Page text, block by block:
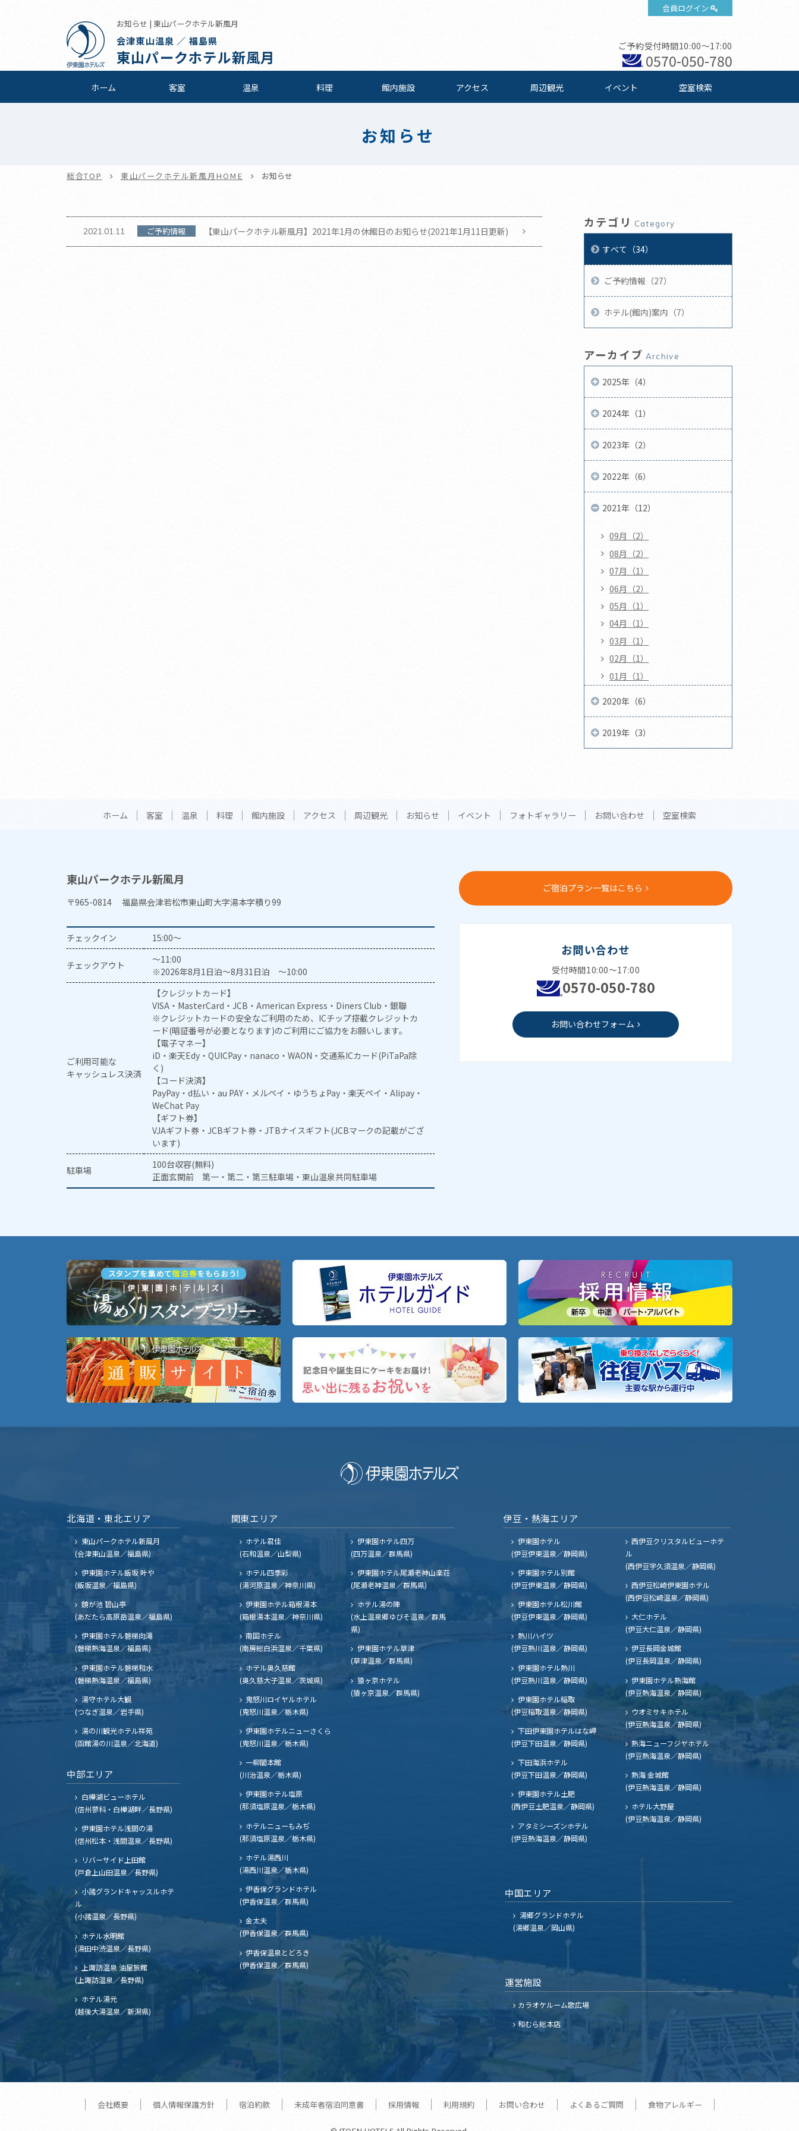
会員ログイン
お知らせ | 東山パークホテル新風月
会津東山温泉 ／ 福島県
東山パークホテル新風月
ご予約受付時間10:00～17:00
0570-050-780
ホーム 客室 温泉 料理 館内施設 アクセス 周辺観光 イベント 空室検索
お知らせ
総合TOP 東山パークホテル新風月HOME お知らせ
2021.01.11 ご予約情報 【東山パークホテル新風月】2021年1月の休館日のお知らせ(2021年1月11日更新)
カテゴリ Category
すべて（34）
ご予約情報（27）
ホテル(館内)案内（7）
アーカイブ Archive
2025年（4）
2024年（1）
2023年（2）
2022年（6）
2021年（12）
09月（2）
08月（2）
07月（1）
06月（2）
05月（1）
04月（1）
03月（1）
02月（1）
01月（1）
2020年（6）
2019年（3）
ホーム 客室 温泉 料理 館内施設 アクセス 周辺観光 お知らせ イベント フォトギャラリー お問い合わせ 空室検索
東山パークホテル新風月
〒965-0814 福島県会津若松市東山町大字湯本字積り99
チェックイン 15:00～
チェックアウト
～11:00
※2026年8月1日泊～8月31日泊 ～10:00
ご利用可能な
キャッシュレス決済
【クレジットカード】
VISA・MasterCard・JCB・American Express・Diners Club・銀聯
※クレジットカードの安全なご利用のため、ICチップ搭載クレジットカ
ード(暗証番号が必要となります)のご利用にご協力をお願いします。
【電子マネー】
iD・楽天Edy・QUICPay・nanaco・WAON・交通系ICカード(PiTaPa除
く)
【コード決済】
PayPay・d払い・au PAY・メルペイ・ゆうちょPay・楽天ペイ・Alipay・
WeChat Pay
【ギフト券】
VJAギフト券・JCBギフト券・JTBナイスギフト(JCBマークの記載がござ
います)
駐車場
100台収容(無料)
正面玄関前 第一・第二・第三駐車場・東山温泉共同駐車場
ご宿泊プラン一覧はこちら
お問い合わせ
受付時間10:00～17:00
0570-050-780
お問い合わせフォーム
北海道・東北エリア
東山パークホテル新風月
(会津東山温泉／福島県)
伊東園ホテル飯坂 叶や
(飯坂温泉／福島県)
鏡が池 碧山亭
(あだたら高原岳温泉／福島県)
伊東園ホテル磐梯向滝
(磐梯熱海温泉／福島県)
伊東園ホテル磐梯和水
(磐梯熱海温泉／福島県)
湯守ホテル大観
(つなぎ温泉／岩手県)
湯の川観光ホテル祥苑
(函館湯の川温泉／北海道)
中部エリア
白樺湖ビューホテル
(信州蓼科・白樺湖畔／長野県)
伊東園ホテル浅間の湯
(信州松本・浅間温泉／長野県)
リバーサイド上田館
(戸倉上山田温泉／長野県)
小諸グランドキャッスルホテ
ル
(小諸温泉／長野県)
ホテル水明館
(湯田中渋温泉／長野県)
上諏訪温泉 油屋旅館
(上諏訪温泉／長野県)
ホテル湯元
(越後大湯温泉／新潟県)
関東エリア
ホテル君佳
(石和温泉／山梨県)
ホテル四季彩
(湯河原温泉／神奈川県)
伊東園ホテル箱根湯本
(箱根湯本温泉／神奈川県)
南国ホテル
(南房総白浜温泉／千葉県)
ホテル奥久慈館
(奥久慈大子温泉／茨城県)
鬼怒川ロイヤルホテル
(鬼怒川温泉／栃木県)
伊東園ホテルニューさくら
(鬼怒川温泉／栃木県)
一柳閣本館
(川治温泉／栃木県)
伊東園ホテル塩原
(那須塩原温泉／栃木県)
ホテルニューもみぢ
(那須塩原温泉／栃木県)
ホテル湯西川
(湯西川温泉／栃木県)
伊香保グランドホテル
(伊香保温泉／群馬県)
金太夫
(伊香保温泉／群馬県)
伊香保温泉とどろき
(伊香保温泉／群馬県)
伊東園ホテル四万
(四万温泉／群馬県)
伊東園ホテル尾瀬老神山楽荘
(尾瀬老神温泉／群馬県)
ホテル湯の陣
(水上温泉郷ゆびそ温泉／群馬
県)
伊東園ホテル草津
(草津温泉／群馬県)
猿ヶ京ホテル
(猿ヶ京温泉／群馬県)
伊豆・熱海エリア
伊東園ホテル
(伊豆伊東温泉／静岡県)
伊東園ホテル別館
(伊豆伊東温泉／静岡県)
伊東園ホテル松川館
(伊豆伊東温泉／静岡県)
熱川ハイツ
(伊豆熱川温泉／静岡県)
伊東園ホテル熱川
(伊豆熱川温泉／静岡県)
伊東園ホテル稲取
(伊豆稲取温泉／静岡県)
下田伊東園ホテルはな岬
(伊豆下田温泉／静岡県)
下田海浜ホテル
(伊豆下田温泉／静岡県)
伊東園ホテル土肥
(西伊豆土肥温泉／静岡県)
西伊豆クリスタルビューホテ
ル
(西伊豆宇久須温泉／静岡県)
西伊豆松崎伊東園ホテル
(西伊豆松崎温泉／静岡県)
大仁ホテル
(伊豆大仁温泉／静岡県)
伊豆長岡金城館
(伊豆長岡温泉／静岡県)
伊東園ホテル熱海館
(伊豆熱海温泉／静岡県)
ウオミサキホテル
(伊豆熱海温泉／静岡県)
熱海ニューフジヤホテル
(伊豆熱海温泉／静岡県)
熱海 金城館
(伊豆熱海温泉／静岡県)
ホテル大野屋
(伊豆熱海温泉／静岡県)
アタミシーズンホテル
(伊豆熱海温泉／静岡県)
中国エリア
湯郷グランドホテル
(湯郷温泉／岡山県)
運営施設
カラオケルーム歌広場
和むら総本店
会社概要 個人情報保護方針 宿泊約款 未成年者宿泊同意書 採用情報 利用規約 お問い合わせ よくあるご質問 食物アレルギー